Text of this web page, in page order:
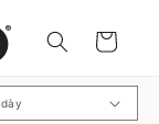
Cart